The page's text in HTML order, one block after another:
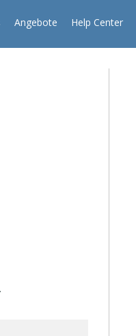
Angebote Help Center